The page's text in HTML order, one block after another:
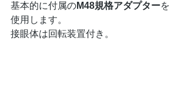
基本的に付属のM48規格アダプターを
使用します。
接眼体は回転装置付き。